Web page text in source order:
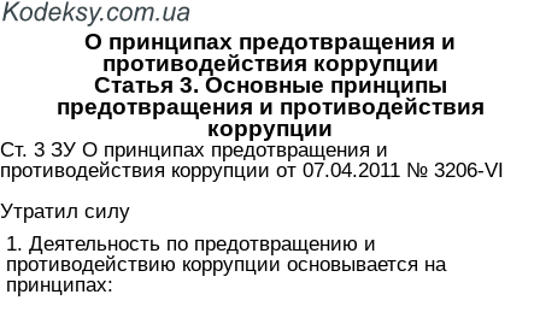
О принципах предотвращения и
противодействия коррупции
Статья 3. Основные принципы
предотвращения и противодействия
коррупции
Ст. 3 ЗУ О принципах предотвращения и
противодействия коррупции от 07.04.2011 № 3206-VI
Утратил силу
1. Деятельность по предотвращению и
противодействию коррупции основывается на
принципах: